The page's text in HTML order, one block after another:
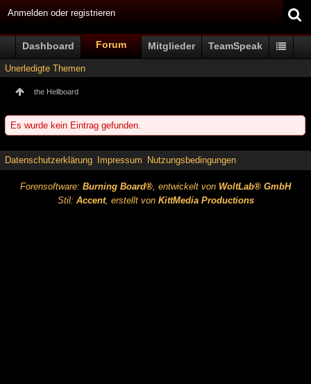
Anmelden oder registrieren
Dashboard Forum Mitglieder TeamSpeak
Unerledigte Themen
the Hellboard
Es wurde kein Eintrag gefunden.
Datenschutzerklärung Impressum Nutzungsbedingungen
Forensoftware: Burning Board®, entwickelt von WoltLab® GmbH
Stil: Accent, erstellt von KittMedia Productions